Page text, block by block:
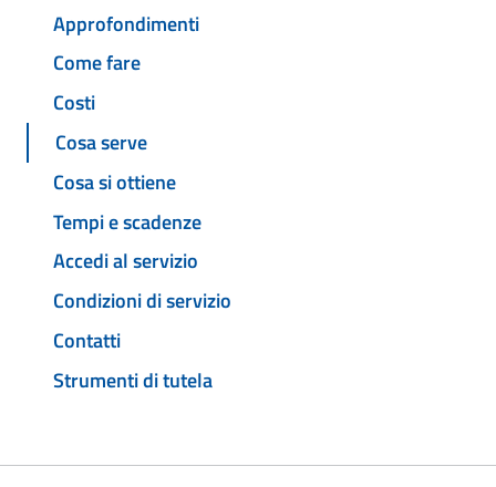
Approfondimenti
Come fare
Costi
Cosa serve
Cosa si ottiene
Tempi e scadenze
Accedi al servizio
Condizioni di servizio
Contatti
Strumenti di tutela